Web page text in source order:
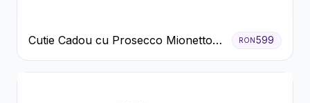
Cutie Cadou cu Prosecco Mionetto
Ferrero Rocher și Flori Pastelate
RON599